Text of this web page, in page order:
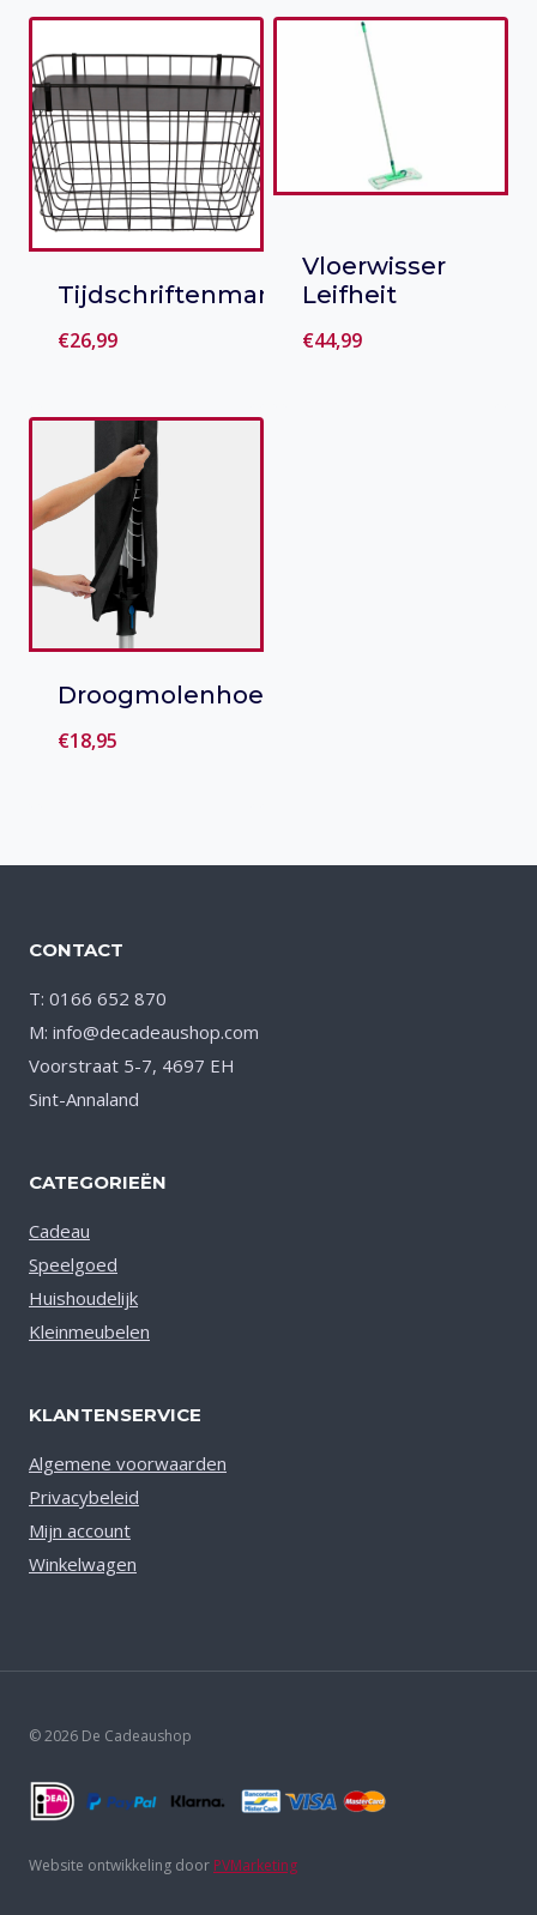
Tijdschriftenmand
€26,99
aan verlanglijst
Vloerwisser
Leifheit
€44,99
Droogmolenhoes
€18,95
CONTACT
T: 0166 652 870
M: info@decadeaushop.com
Voorstraat 5-7, 4697 EH
Sint-Annaland
CATEGORIEËN
Cadeau
Speelgoed
Huishoudelijk
Kleinmeubelen
KLANTENSERVICE
Algemene voorwaarden
Privacybeleid
Mijn account
Winkelwagen
© 2026 De Cadeaushop
Website ontwikkeling door PVMarketing